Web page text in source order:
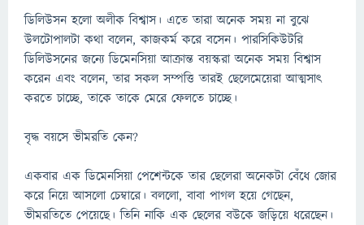
ডিলিউসন হলো অলীক বিশ্বাস। এতে তারা অনেক সময় না বুঝে
উলটোপালটা কথা বলেন, কাজকর্ম করে বসেন। পারসিকিউটরি
ডিলিউসনের জন্যে ডিমেনসিয়া আক্রান্ত বয়স্করা অনেক সময় বিশ্বাস
করেন এবং বলেন, তার সকল সম্পত্তি তারই ছেলেমেয়েরা আত্মসাৎ
করতে চাচ্ছে, তাকে তাকে মেরে ফেলতে চাচ্ছে।
বৃদ্ধ বয়সে ভীমরতি কেন?
একবার এক ডিমেনসিয়া পেশেন্টকে তার ছেলেরা অনেকটা বেঁধে জোর
করে নিয়ে আসলো চেম্বারে। বললো, বাবা পাগল হয়ে গেছেন,
ভীমরতিতে পেয়েছে। তিনি নাকি এক ছেলের বউকে জড়িয়ে ধরেছেন।